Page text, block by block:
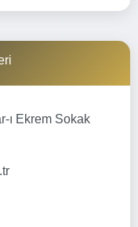
ı Ekrem Sokak